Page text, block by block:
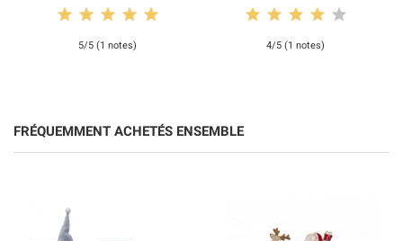
5/5 (1 notes) 4/5 (1 notes)
FRÉQUEMMENT ACHETÉS ENSEMBLE